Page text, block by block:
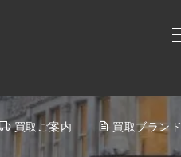
買取ご案内 買取ブランド